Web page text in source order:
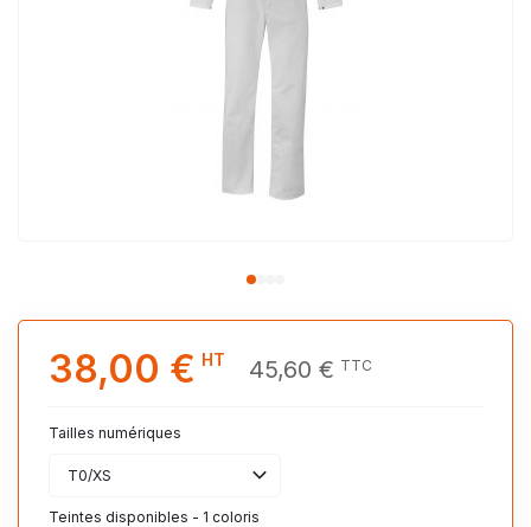
38,00 € HT 45,60 € TTC
Tailles numériques
T0/XS
Teintes disponibles - 1 coloris